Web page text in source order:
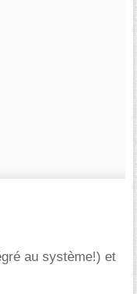
au système!) et